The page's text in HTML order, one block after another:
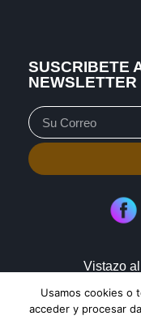
SUSCRIBETE
NEWSLETTER
Vistazo
Aviso de
Usamos cookies o
acceder y procesar